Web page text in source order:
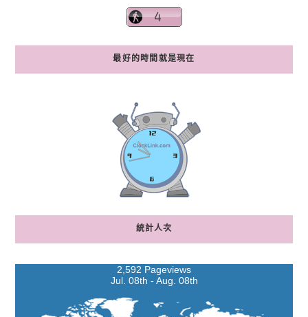
最好的時間就是現在
統計人次
2,592 Pageviews
Jul. 08th - Aug. 08th